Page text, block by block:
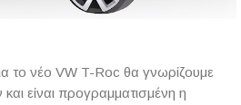
το νέο VW T-Roc θα γνωρίζουμε
είναι προγραμματισμένη η